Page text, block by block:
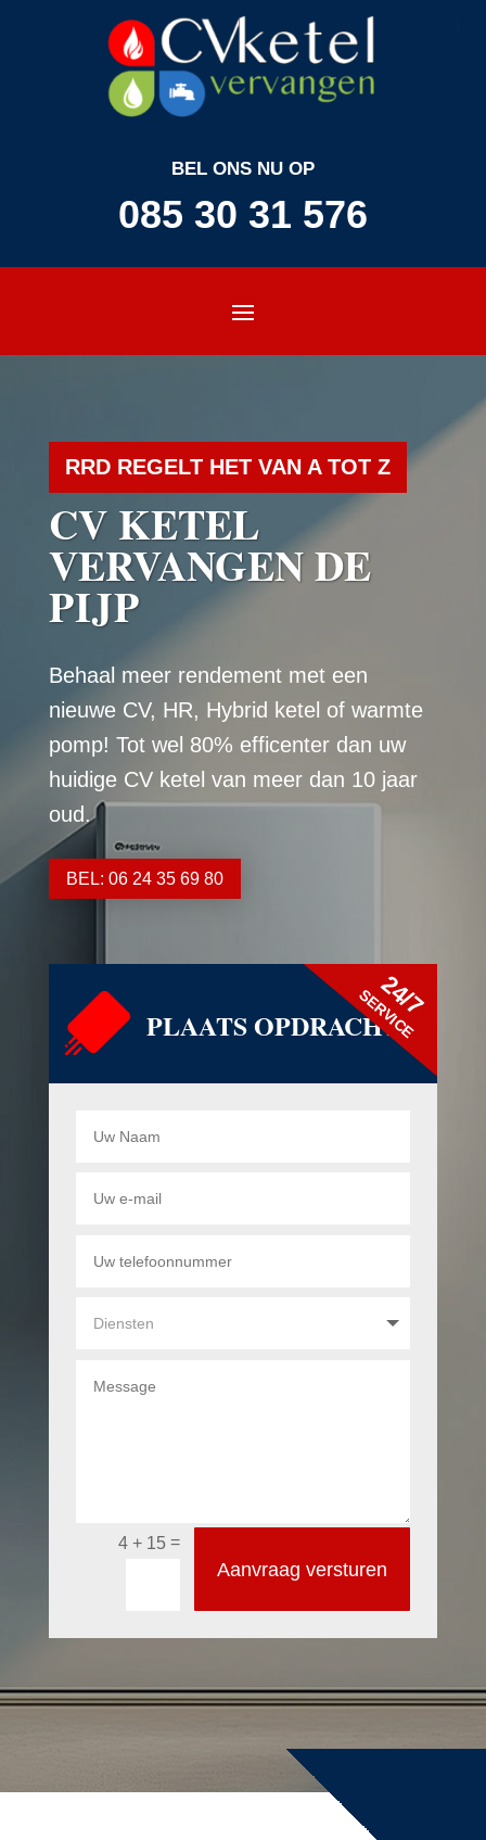
BEL ONS NU OP
085 30 31 576
RRD REGELT HET VAN A TOT Z
CV KETEL
VERVANGEN DE
PIJP
Behaal meer rendement met een
nieuwe CV, HR, Hybrid ketel of warmte
pomp! Tot wel 80% efficenter dan uw
huidige CV ketel van meer dan 10 jaar
oud.
BEL: 06 24 35 69 80
PLAATS OPDRACHT
24/7
SERVICE
4 + 15=
Aanvraag versturen